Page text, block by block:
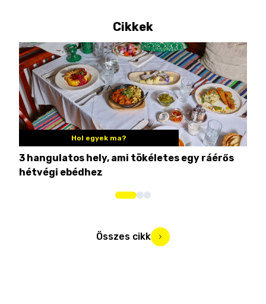
Cikkek
Hol egyek ma?
3 hangulatos hely, ami tökéletes egy ráérős
hétvégi ebédhez
Összes cikk